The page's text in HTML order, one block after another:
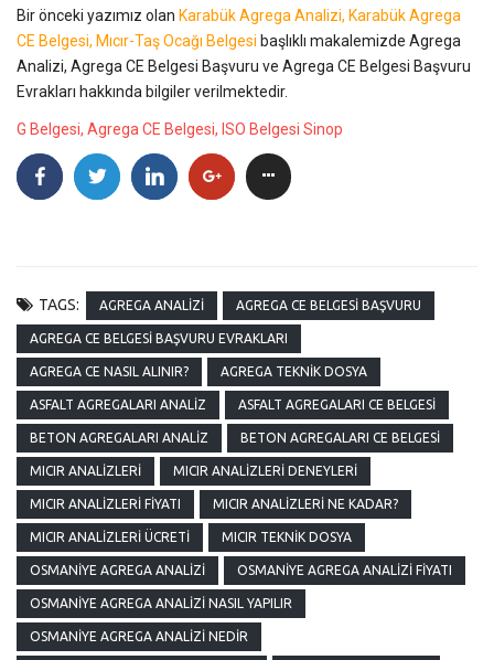
Bir önceki yazımız olan Karabük Agrega Analizi, Karabük Agrega
CE Belgesi, Mıcır-Taş Ocağı Belgesi başlıklı makalemizde Agrega
Analizi, Agrega CE Belgesi Başvuru ve Agrega CE Belgesi Başvuru
Evrakları hakkında bilgiler verilmektedir.
G Belgesi, Agrega CE Belgesi, ISO Belgesi Sinop
TAGS: AGREGA ANALIZI AGREGA CE BELGESI BAŞVURU
AGREGA CE BELGESI BAŞVURU EVRAKLARI
AGREGA CE NASIL ALINIR? AGREGA TEKNIK DOSYA
ASFALT AGREGALARI ANALIZ ASFALT AGREGALARI CE BELGESI
BETON AGREGALARI ANALIZ BETON AGREGALARI CE BELGESI
MICIR ANALIZLERI MICIR ANALIZLERI DENEYLERI
MICIR ANALIZLERI FIYATI MICIR ANALIZLERI NE KADAR?
MICIR ANALIZLERI ÜCRETI MICIR TEKNIK DOSYA
OSMANIYE AGREGA ANALIZI OSMANIYE AGREGA ANALIZI FIYATI
OSMANIYE AGREGA ANALIZI NASIL YAPILIR
OSMANIYE AGREGA ANALIZI NEDIR